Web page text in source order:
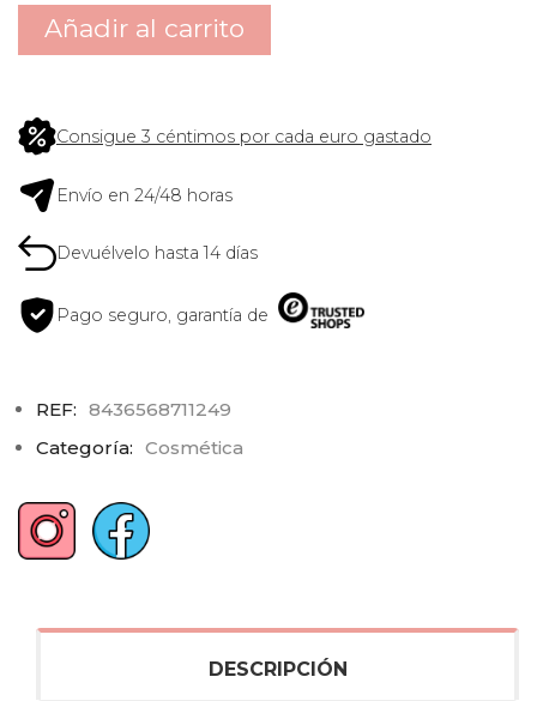
Añadir al carrito
Consigue 3 céntimos por cada euro gastado
Envío en 24/48 horas
Devuélvelo hasta 14 días
Pago seguro, garantía de
REF: 8436568711249
Categoría: Cosmética
DESCRIPCIÓN